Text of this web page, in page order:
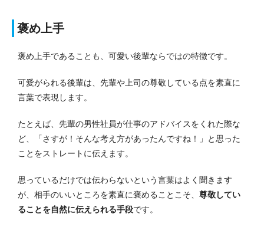
褒め上手
褒め上手であることも、可愛い後輩ならではの特徴です。
可愛がられる後輩は、先輩や上司の尊敬している点を素直に
言葉で表現します。
たとえば、先輩の男性社員が仕事のアドバイスをくれた際な
ど、「さすが！そんな考え方があったんですね！」と思った
ことをストレートに伝えます。
思っているだけでは伝わらないという言葉はよく聞きます
が、相手のいいところを素直に褒めることこそ、 尊敬してい
ることを自然に伝えられる手段です。